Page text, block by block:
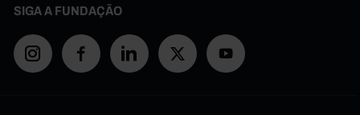
SIGA A FUNDAÇÃO